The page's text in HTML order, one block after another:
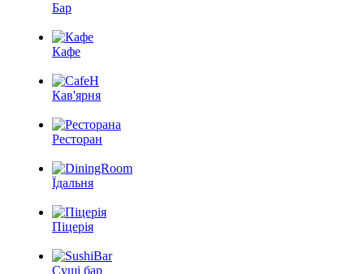
Бар
Кафе
Кав'ярня
Ресторан
Їдальня
Піцерія
Суші бар